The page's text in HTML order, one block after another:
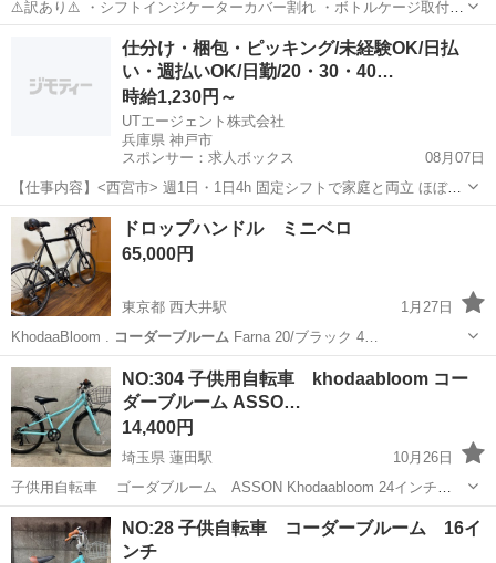
⚠️訳あり⚠️ ・シフトインジケーターカバー割れ ・ボトルケージ取付ボ
ルト破損 サイズ 480㎜（適正身長170-190cm前後） アルミフレーム
カラー：ブラック フレーム：キズ 大、ハガレ 有 タイヤ：消耗...
蓮田駅 クロスバイク コーダーブルーム
仕分け・梱包・ピッキング/未経験OK/日払
い・週払いOK/日勤/20・30・40…
時給1,230円～
UTエージェント株式会社
兵庫県 神戸市
スポンサー：求人ボックス
08月07日
【仕事内容】<西宮市> 週1日・1日4h 固定シフトで家庭と両立 ほぼ残
業なし 空調完備の倉庫内でピッキング作業!<履歴書不要 オンライン面
接OK><入社キャンペーン実施中!> <業種> 車・バイク・重機系 <仕事
内容> 自動車製...
アルバイト・パート
ドロップハンドル ミニベロ
65,000円
東京都 西大井駅
1月27日
KhodaaBloom . コーダーブルームFarna 20/ブラック 4…
東京 品川区 西大井駅 その他
NO:304 子供用自転車 khodaabloom コー
ダーブルーム ASSO…
14,400円
埼玉県 蓮田駅
10月26日
子供用自転車 ゴーダブルーム ASSON Khodaabloom 24インチ
⚠️ 店頭引き取り サイズ24インチ（適正身長125-145㎝前後） フ
レーム:アルミ カラー：青 フレーム：キズ少 タイヤ：...
埼玉 蓮田市 蓮田駅 その他 khodaabloom
NO:28 子供自転車 コーダーブルーム 16イ
ンチ